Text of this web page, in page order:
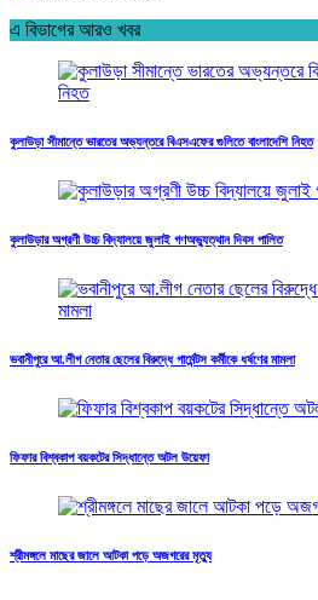
এ বিভাগের আরও খবর
কুলাউড়া সীমান্তে ভারতের অভ্যন্তরে বিএসএফের গুলিতে বাংলাদেশি নিহত
কুলাউড়ার অগ্রণী উচ্চ বিদ্যালয়ে জুলাই গণঅভ্যুত্থান দিবস পালিত
ভবানীপুরে আ.লীগ নেতার ছেলের বিরুদ্ধে গার্মেন্টস কর্মীকে ধর্ষণের মামলা
ফিফার বিশ্বকাপ বয়কটের সিদ্ধান্তে অটল উয়েফা
শ্রীমঙ্গলে মাছের জালে আটকা পড়ে অজগরের মৃত্যু